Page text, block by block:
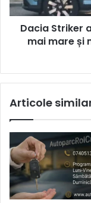
Dacia Striker
mai mare și
Articole